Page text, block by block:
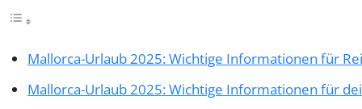
Mallorca-Urlaub 2025: Wichtige Informationen für
Mallorca-Urlaub 2025: Wichtige Informationen für